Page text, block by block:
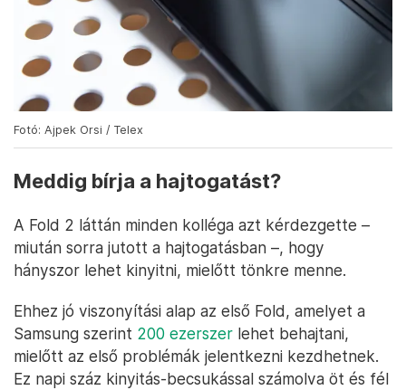
Fotó: Ajpek Orsi / Telex
Meddig bírja a hajtogatást?
A Fold 2 láttán minden kolléga azt kérdezgette –
miután sorra jutott a hajtogatásban –, hogy
hányszor lehet kinyitni, mielőtt tönkre menne.
Ehhez jó viszonyítási alap az első Fold, amelyet a
Samsung szerint 200 ezerszer lehet behajtani,
mielőtt az első problémák jelentkezni kezdhetnek.
Ez napi száz kinyitás-becsukással számolva öt és fél